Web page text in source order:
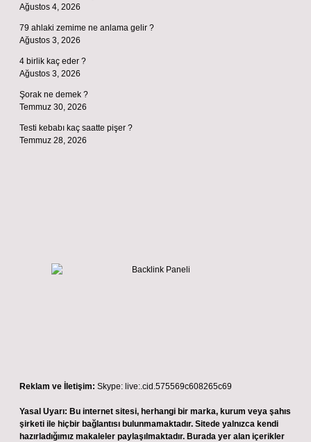
Ağustos 4, 2026
79 ahlaki zemime ne anlama gelir ?
Ağustos 3, 2026
4 birlik kaç eder ?
Ağustos 3, 2026
Şorak ne demek ?
Temmuz 30, 2026
Testi kebabı kaç saatte pişer ?
Temmuz 28, 2026
Reklam ve İletişim: Skype: live:.cid.575569c608265c69
Yasal Uyarı: Bu internet sitesi, herhangi bir marka, kurum veya şahıs
şirketi ile hiçbir bağlantısı bulunmamaktadır. Sitede yalnızca kendi
hazırladığımız makaleler paylaşılmaktadır. Burada yer alan içerikler